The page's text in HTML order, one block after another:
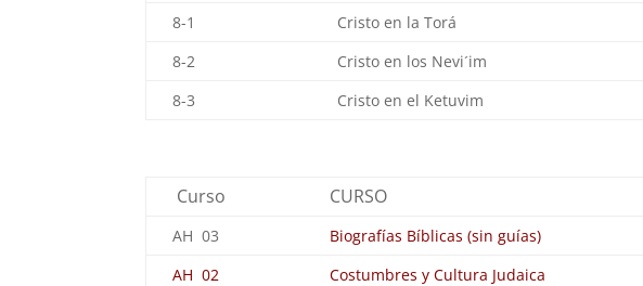
8-1
Cristo en la Torá
8-2
Cristo en los Nevi´im
8-3
Cristo en el Ketuvim
Curso CURSO
AH 03 Biografías Bíblicas (sin guías)
AH 02
Costumbres y Cultura Judaica